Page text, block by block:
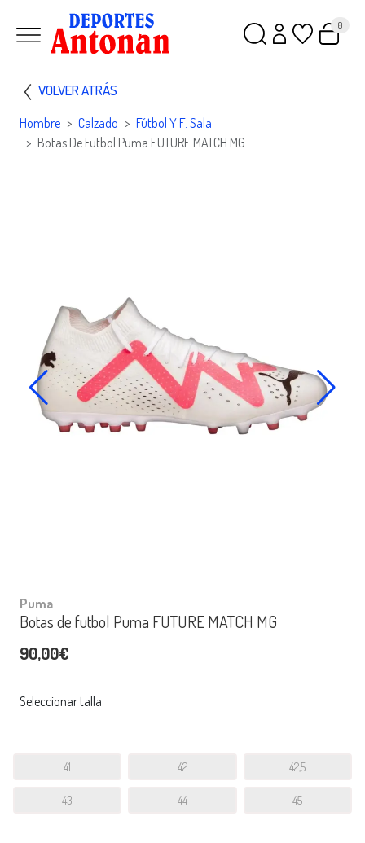
0
VOLVER ATRÁS
Hombre Calzado
Fútbol Y F. Sala
Botas De Futbol Puma FUTURE MATCH MG
Puma
Botas de futbol Puma FUTURE MATCH MG
90,00€
Seleccionar talla
41 42 42,5
43 44 45